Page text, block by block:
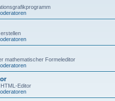
mathematischer Formeleditor
Editor